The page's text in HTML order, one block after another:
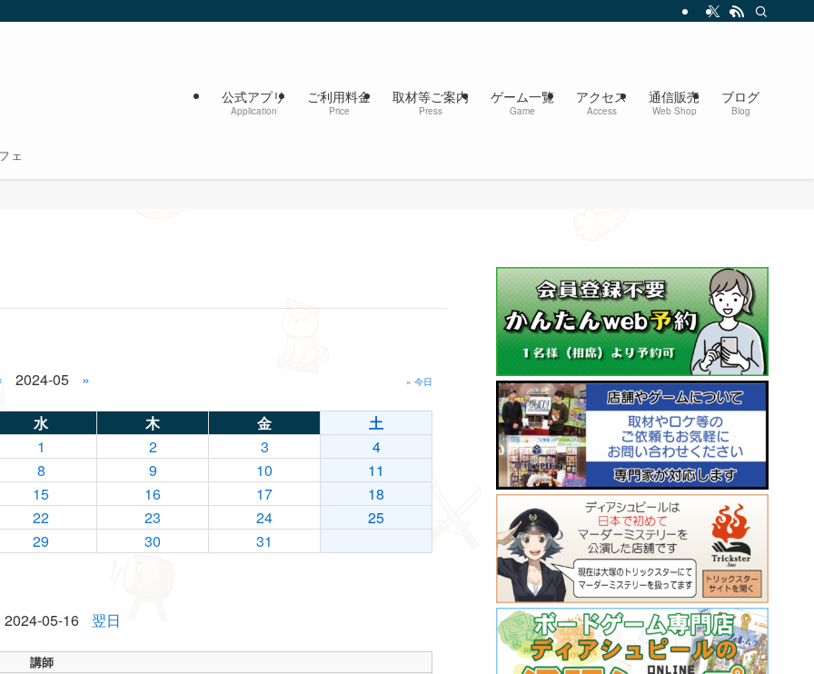
ェ
公式アプリ
Application
ご利用料金
Price
取材等ご案内
Press
ゲーム一覧
Game
アクセス
Access
通信販売
Web Shop
ブログ
Blog
2024-05 » » 今日
水 木 金
土
1
2 3
4
8
9 10
11
15
16 17
18
22
23 24
25
29
30 31
2024-05-16 翌日
講師